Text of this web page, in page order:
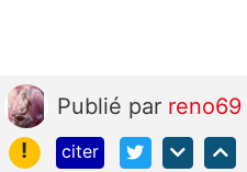
Publié par reno69
!
citer